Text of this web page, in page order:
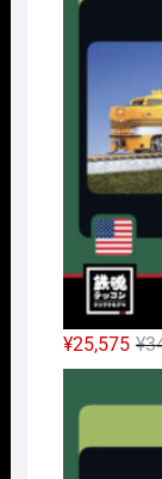
¥
¥25,575